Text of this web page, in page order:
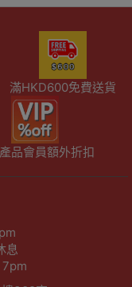
滿HKD600免費送貨
品會員額外折扣
息